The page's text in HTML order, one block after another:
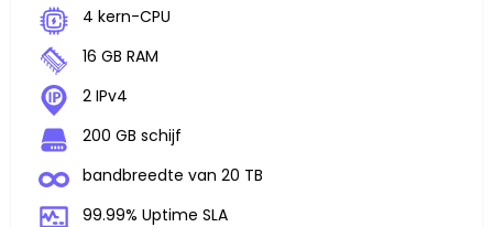
4 kern-CPU
16 GB RAM
2 IPv4
200 GB schijf
bandbreedte van 20 TB
99.99% Uptime SLA